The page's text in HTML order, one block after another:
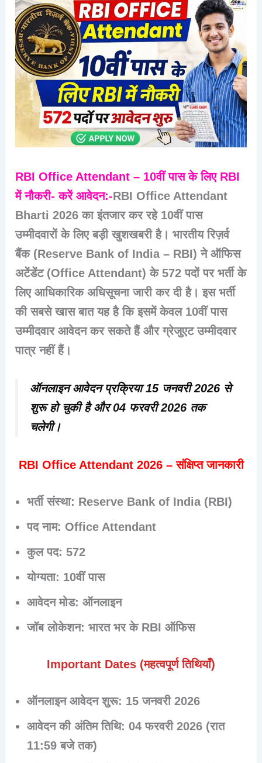
RBI Office Attendant – 10वीं पास के लिए RBI
में नौकरी- करें आवेदन:-RBI Office Attendant
Bharti 2026 का इंतजार कर रहे 10वीं पास
उम्मीदवारों के लिए बड़ी खुशखबरी है। भारतीय रिज़र्व
बैंक (Reserve Bank of India – RBI) नेऑफिस
अटेंडेंट (Office Attendant) के572 पदोंपर भर्ती के
लिए आधिकारिक अधिसूचना जारी कर दी है। इस भर्ती
की सबसे खास बात यह है कि इसमेंकेवल 10वीं पास
उम्मीदवार आवेदन कर सकते हैं औरग्रेजुएट उम्मीदवार
पात्र नहीं हैं।
ऑनलाइन आवेदन प्रक्रिया15 जनवरी 2026 से
शुरू हो चुकी है और04 फरवरी 2026 तक
चलेगी।
RBI Office Attendant 2026 – संक्षिप्त जानकारी
भर्ती संस्था: Reserve Bank of India (RBI)
पद नाम: Office Attendant
कुल पद: 572
योग्यता: 10वीं पास
आवेदन मोड: ऑनलाइन
जॉब लोकेशन: भारत भर के RBI ऑफिस
Important Dates (महत्वपूर्ण तिथियाँ)
ऑनलाइन आवेदन शुरू: 15 जनवरी 2026
आवेदन की अंतिम तिथि: 04 फरवरी 2026 (रात
11:59 बजे तक)